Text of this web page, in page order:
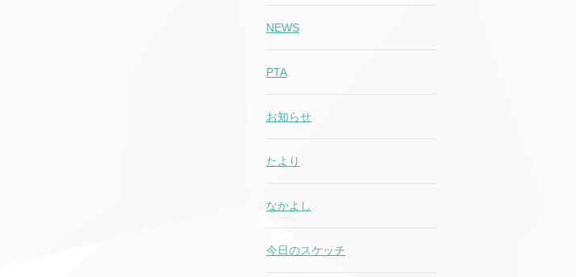
NEWS
PTA
お知らせ
たより
なかよし
今日のスケッチ